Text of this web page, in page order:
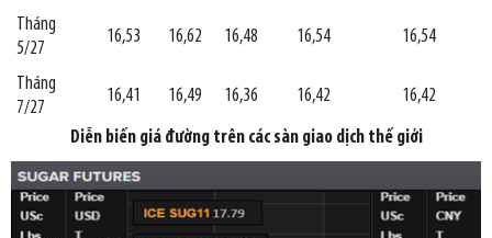
Tháng
5/27
16,53 16,62 16,48 16,54 16,54
Tháng
7/27
16,41 16,49 16,36 16,42 16,42
Diễn biến giá đường trên các sàn giao dịch thế giới